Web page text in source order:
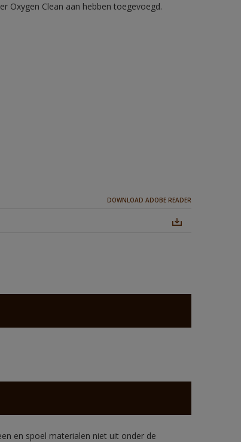
Oxygen Clean aan hebben toegevoegd.
DOWNLOAD ADOBE READER
en spoel materialen niet uit onder de